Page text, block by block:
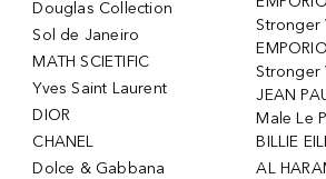
Douglas Collection
Sol de Janeiro
MATH SCIETIFIC
Yves Saint Laurent
DIOR
CHANEL
Dolce & Gabbana
Stronger
Stronger
JEAN
Male Le
BILLIE
AL